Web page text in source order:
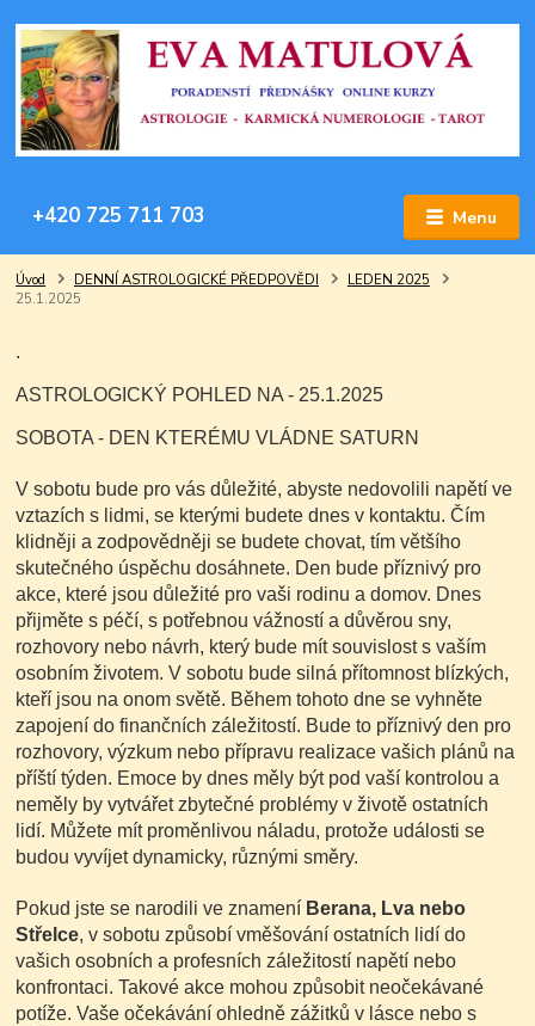
Menu
+420 725 711 703
Úvod DENNÍ ASTROLOGICKÉ PŘEDPOVĚDI
LEDEN 2025
25.1.2025
.
ASTROLOGICKÝ POHLED NA - 25.1.2025
SOBOTA - DEN KTERÉMU VLÁDNE SATURN
V sobotu bude pro vás důležité, abyste nedovolili napětí ve
vztazích s lidmi, se kterými budete dnes v kontaktu. Čím
klidněji a zodpovědněji se budete chovat, tím většího
skutečného úspěchu dosáhnete. Den bude příznivý pro
akce, které jsou důležité pro vaši rodinu a domov. Dnes
přijměte s péčí, s potřebnou vážností a důvěrou sny,
rozhovory nebo návrh, který bude mít souvislost s vaším
osobním životem. V sobotu bude silná přítomnost blízkých,
kteří jsou na onom světě. Během tohoto dne se vyhněte
zapojení do finančních záležitostí. Bude to příznivý den pro
rozhovory, výzkum nebo přípravu realizace vašich plánů na
příští týden. Emoce by dnes měly být pod vaší kontrolou a
neměly by vytvářet zbytečné problémy v životě ostatních
lidí. Můžete mít proměnlivou náladu, protože události se
budou vyvíjet dynamicky, různými směry.
Pokud jste se narodili ve znamení Berana, Lva nebo
Střelce, v sobotu způsobí vměšování ostatních lidí do
vašich osobních a profesních záležitostí napětí nebo
konfrontaci. Takové akce mohou způsobit neočekávané
potíže. Vaše očekávání ohledně zážitků v lásce nebo s